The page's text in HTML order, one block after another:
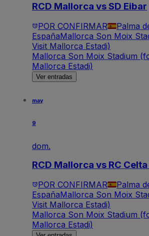
RCD Mallorca vs SD Eibar
POR CONFIRMAR
Palma
EspañaMallorca Son Moix
Visit Mallorca Estadi)
Mallorca Son Moix Stadium
Mallorca Estadi)
Ver entradas
may
9
dom.
RCD Mallorca vs RC
POR CONFIRMAR
Palma
EspañaMallorca Son Moix
Visit Mallorca Estadi)
Mallorca Son Moix Stadium
Mallorca Estadi)